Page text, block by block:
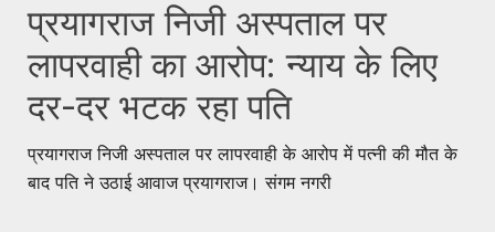
प्रयागराज निजी अस्पताल पर
लापरवाही का आरोप: न्याय के लिए
दर-दर भटक रहा पति
प्रयागराज निजी अस्पताल पर लापरवाही के आरोप में पत्नी की मौत के
बाद पति ने उठाई आवाज प्रयागराज। संगम नगरी